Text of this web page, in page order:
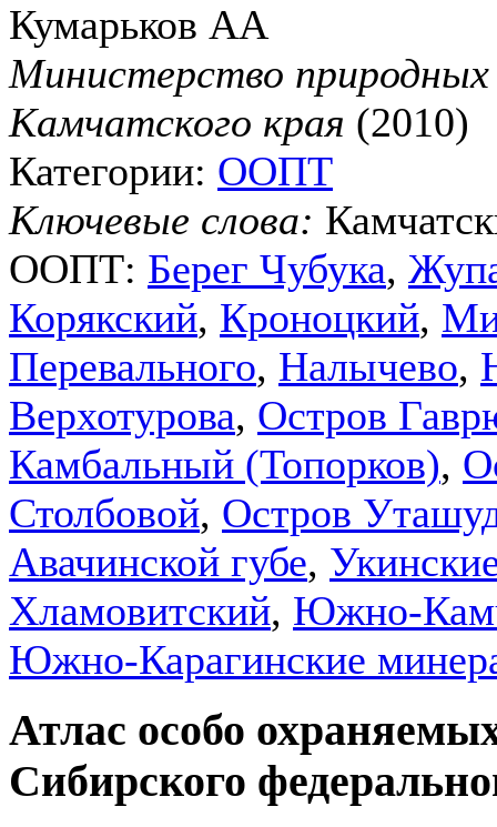
Кумарьков АА
Министерство природных
Камчатского края (2010)
Категории: ООПТ
Ключевые слова:
ООПТ: Берег Чубука,
Корякский, Кроноцкий,
Перевального, Налычево,
Верхотурова, Остров
Камбальный (Топорков),
Столбовой, Остров
Авачинской губе,
Хламовитский, Южно-
Южно-Карагинские
Атлас особо
Сибирского